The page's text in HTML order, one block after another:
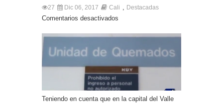
27 Dic 06, 2017 Cali , Destacadas
Comentarios desactivados
Teniendo en cuenta que en la capital del Valle